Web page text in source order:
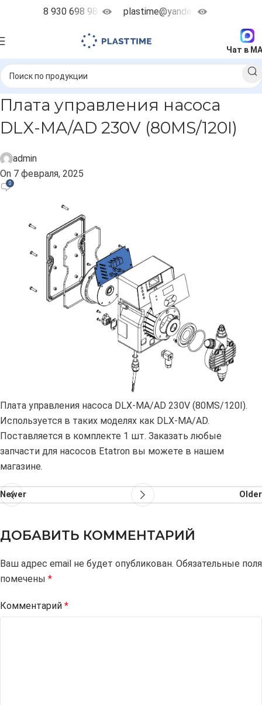
8 930 698 98 38 plastime@yandex.ru
Чат в
Плата управления насоса
DLX-MA/AD 230V (80MS/120I)
admin
On 7 февраля, 2025
0
Плата управления насоса DLX-MA/AD 230V (80MS/120I).
Используется в таких моделях как DLX-MA/AD.
Поставляется в комплекте 1 шт. Заказать любые
запчасти для насосов Etatron вы можете в нашем
магазине.
Newer Older
ДОБАВИТЬ КОММЕНТАРИЙ
Ваш адрес email не будет опубликован. Обязательные поля
помечены *
Комментарий *
Alternative: